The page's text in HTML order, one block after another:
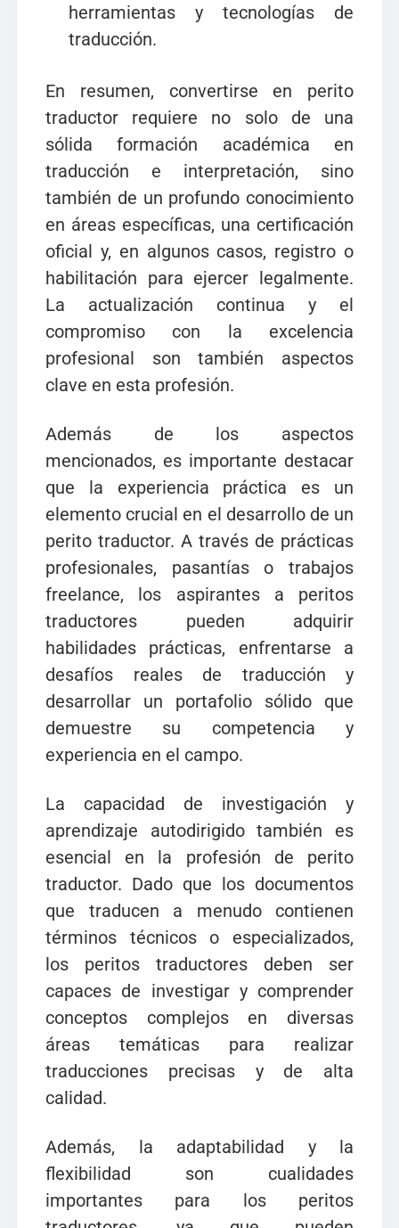
herramientas y tecnologías de
traducción.
En resumen, convertirse en perito
traductor requiere no solo de una
sólida formación académica en
traducción e interpretación, sino
también de un profundo conocimiento
en áreas específicas, una certificación
oficial y, en algunos casos, registro o
habilitación para ejercer legalmente.
La actualización continua y el
compromiso con la excelencia
profesional son también aspectos
clave en esta profesión.
Además de los aspectos
mencionados, es importante destacar
que la experiencia práctica es un
elemento crucial en el desarrollo de un
perito traductor. A través de prácticas
profesionales, pasantías o trabajos
freelance, los aspirantes a peritos
traductores pueden adquirir
habilidades prácticas, enfrentarse a
desafíos reales de traducción y
desarrollar un portafolio sólido que
demuestre su competencia y
experiencia en el campo.
La capacidad de investigación y
aprendizaje autodirigido también es
esencial en la profesión de perito
traductor. Dado que los documentos
que traducen a menudo contienen
términos técnicos o especializados,
los peritos traductores deben ser
capaces de investigar y comprender
conceptos complejos en diversas
áreas temáticas para realizar
traducciones precisas y de alta
calidad.
Además, la adaptabilidad y la
flexibilidad son cualidades
importantes para los peritos